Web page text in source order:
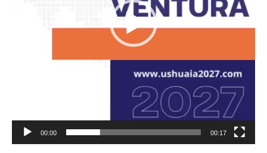
00:00 00:17